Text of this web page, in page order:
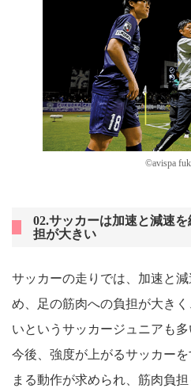
©avispa
02.サッカーは加速と減速
担が大きい
サッカーの走りでは、加速と
め、足の筋肉への負担が大き
いというサッカージュニアも多
今後、強度が上がるサッカー
まる動作が求められ、筋肉負